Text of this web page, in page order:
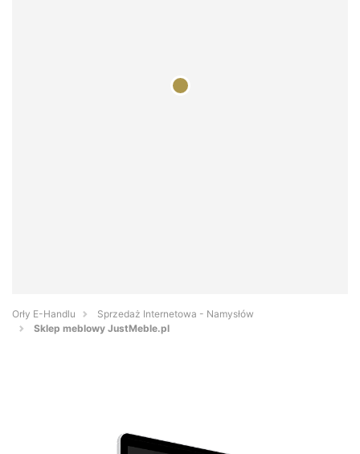
Orły E-Handlu
Sprzedaż Internetowa - Namysłów
Sklep meblowy JustMeble.pl